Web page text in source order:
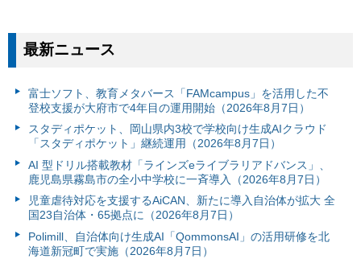
最新ニュース
富⼠ソフト、教育メタバース「FAMcampus」を活用した不
登校支援が大府市で4年目の運用開始（2026年8月7日）
スタディポケット、岡山県内3校で学校向け生成AIクラウド
「スタディポケット」継続運用（2026年8月7日）
AI 型ドリル搭載教材「ラインズeライブラリアドバンス」、
鹿児島県霧島市の全小中学校に一斉導入（2026年8月7日）
児童虐待対応を支援するAiCAN、新たに導入自治体が拡大 全
国23自治体・65拠点に（2026年8月7日）
Polimill、自治体向け生成AI「QommonsAI」の活用研修を北
海道新冠町で実施（2026年8月7日）